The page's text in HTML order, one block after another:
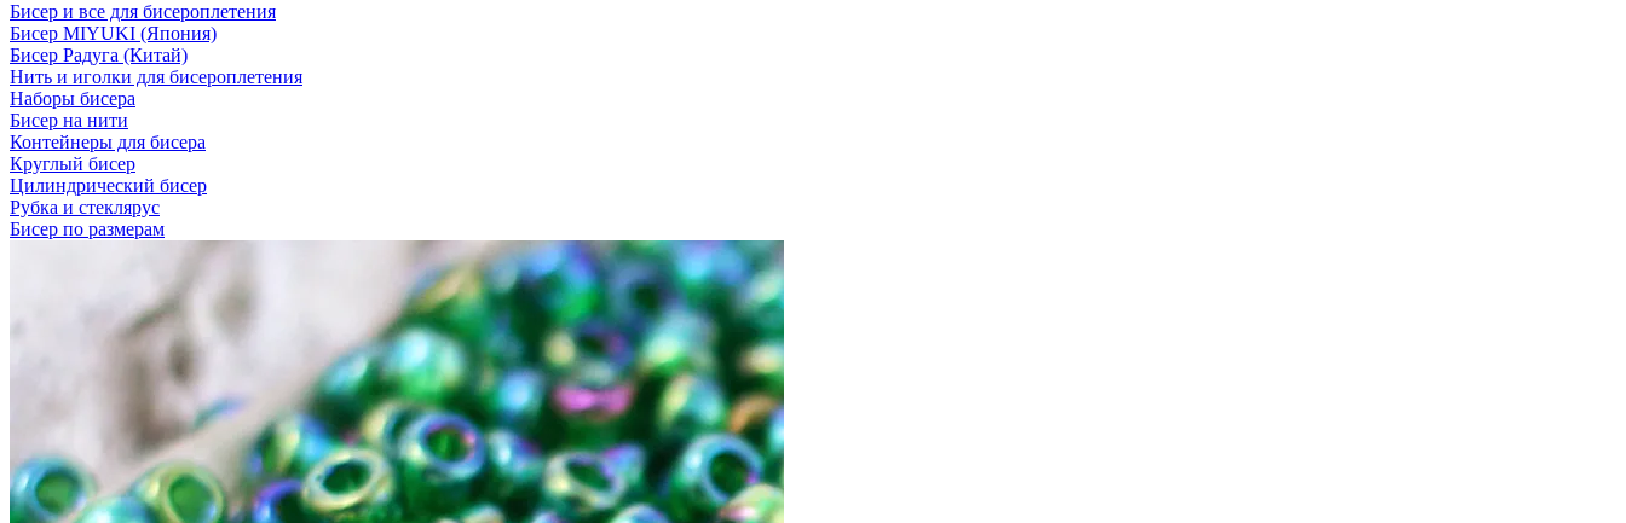
Бисер и все для бисероплетения
Бисер MIYUKI (Япония)
Бисер Радуга (Китай)
Нить и иголки для бисероплетения
Наборы бисера
Бисер на нити
Контейнеры для бисера
Круглый бисер
Цилиндрический бисер
Рубка и стеклярус
Бисер по размерам